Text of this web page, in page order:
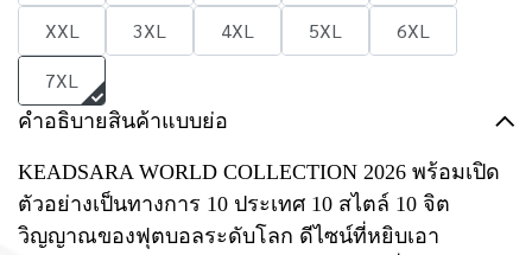
XXL
3XL 4XL 5XL
6XL
7XL
คำอธิบายสินค้าแบบย่อ
KEADSARA WORLD COLLECTION 2026 พร้อมเปิด
ตัวอย่างเป็นทางการ 10 ประเทศ 10 สไตล์ 10 จิต
วิญญาณของฟุตบอลระดับโลก ดีไซน์ที่หยิบเอา